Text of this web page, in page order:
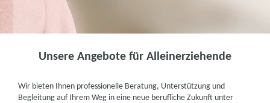
Unsere Angebote für Alleinerziehende
Wir bieten Ihnen professionelle Beratung, Unterstützung und
Begleitung auf Ihrem Weg in eine neue berufliche Zukunft unter